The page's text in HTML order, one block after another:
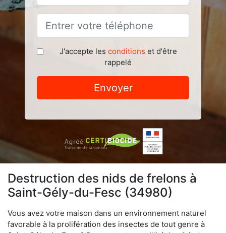
J'accepte les conditions et d'être
rappelé
Envoyer
Destruction des nids de frelons à
Saint-Gély-du-Fesc (34980)
Vous avez votre maison dans un environnement naturel
favorable à la prolifération des insectes de tout genre à